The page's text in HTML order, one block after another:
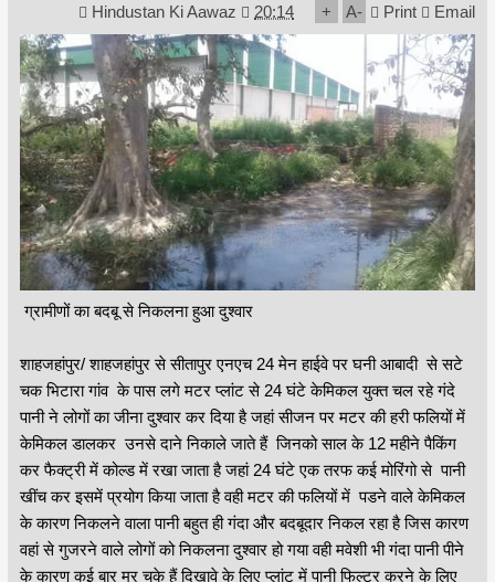
Hindustan Ki Aawaz 20:14
+
A- Print Email
ग्रामीणों का बदबू से निकलना हुआ दुश्वार
शाहजहांपुर/ शाहजहांपुर से सीतापुर एनएच 24 मेन हाईवे पर घनी आबादी से सटे
चक भिटारा गांव के पास लगे मटर प्लांट से 24 घंटे केमिकल युक्त चल रहे गंदे
पानी ने लोगों का जीना दुश्वार कर दिया है जहां सीजन पर मटर की हरी फलियों में
केमिकल डालकर उनसे दाने निकाले जाते हैं जिनको साल के 12 महीने पैकिंग
कर फैक्ट्री में कोल्ड में रखा जाता है जहां 24 घंटे एक तरफ कई मोरिंगो से पानी
खींच कर इसमें प्रयोग किया जाता है वही मटर की फलियों में पडने वाले केमिकल
के कारण निकलने वाला पानी बहुत ही गंदा और बदबूदार निकल रहा है जिस कारण
वहां से गुजरने वाले लोगों को निकलना दुश्वार हो गया वही मवेशी भी गंदा पानी पीने
के कारण कई बार मर चुके हैं दिखावे के लिए प्लांट में पानी फिल्टर करने के लिए